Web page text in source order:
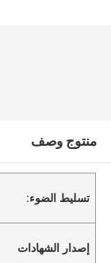
منتوج وصف
تسليط الضوء:
إصدار الشهادات